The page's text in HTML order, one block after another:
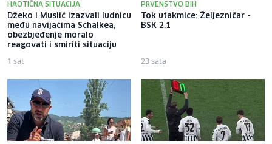
HAOTIČNA SITUACIJA
Džeko i Muslić izazvali ludnicu
među navijačima Schalkea,
obezbjeđenje moralo
reagovati i smiriti situaciju
1 sat
PRVENSTVO BIH
Tok utakmice: Željezničar -
BSK 2:1
23 sata